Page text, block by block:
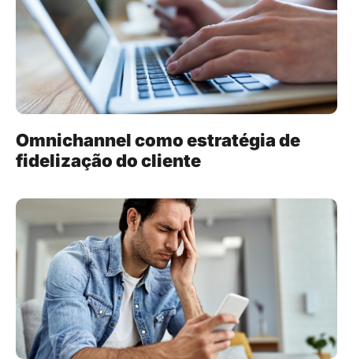
Omnichannel como estratégia de
fidelização do cliente